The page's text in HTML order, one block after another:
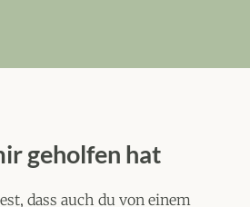
geholfen hat
dass auch du von einem